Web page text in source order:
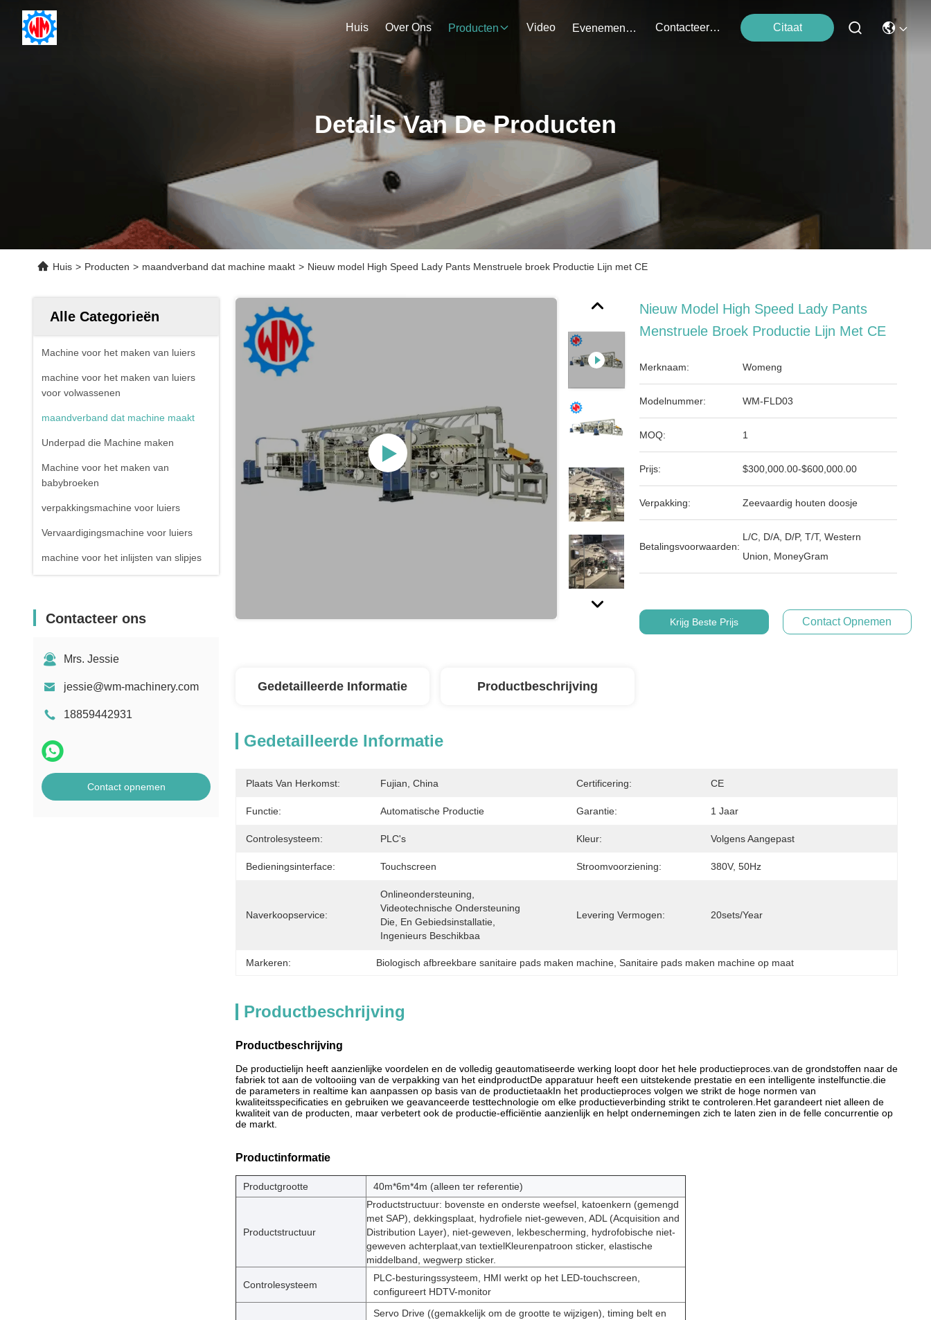
Huis Over Ons Producten Video Evenementen Contacteer Ons Citaat
Details Van De Producten
Huis > Producten > maandverband dat machine maakt > Nieuw model High Speed Lady Pants Menstruele broek Productie Lijn met CE
Alle Categorieën
Machine voor het maken van luiers
machine voor het maken van luiers
voor volwassenen
maandverband dat machine maakt
Underpad die Machine maken
Machine voor het maken van
babybroeken
verpakkingsmachine voor luiers
Vervaardigingsmachine voor luiers
machine voor het inlijsten van slipjes
Contacteer ons
Mrs. Jessie
jessie@wm-machinery.com
18859442931
Contact opnemen
Nieuw Model High Speed Lady Pants
Menstruele Broek Productie Lijn Met CE
Merknaam: Womeng
Modelnummer: WM-FLD03
MOQ: 1
Prijs: $300,000.00-$600,000.00
Verpakking: Zeevaardig houten doosje
Betalingsvoorwaarden:
L/C, D/A, D/P, T/T, Western
Union, MoneyGram
Krijg Beste Prijs Contact Opnemen
Gedetailleerde Informatie Productbeschrijving
Gedetailleerde Informatie
Plaats Van Herkomst: Fujian, China Certificering: CE
Functie: Automatische Productie Garantie: 1 Jaar
Controlesysteem: PLC's Kleur: Volgens Aangepast
Bedieningsinterface: Touchscreen Stroomvoorziening: 380V, 50Hz
Naverkoopservice:
Onlineondersteuning,
Videotechnische Ondersteuning
Die, En Gebiedsinstallatie,
Ingenieurs Beschikbaa
Levering Vermogen: 20sets/year
Markeren: Biologisch afbreekbare sanitaire pads maken machine , Sanitaire pads maken machine op maat
Productbeschrijving
Productbeschrijving
De productielijn heeft aanzienlijke voordelen en de volledig geautomatiseerde werking loopt door het hele productieproces.van de grondstoffen naar de
fabriek tot aan de voltooiing van de verpakking van het eindproductDe apparatuur heeft een uitstekende prestatie en een intelligente instelfunctie.die
de parameters in realtime kan aanpassen op basis van de productietaakIn het productieproces volgen we strikt de hoge normen van
kwaliteitsspecificaties en gebruiken we geavanceerde testtechnologie om elke productieverbinding strikt te controleren.Het garandeert niet alleen de
kwaliteit van de producten, maar verbetert ook de productie-efficiëntie aanzienlijk en helpt ondernemingen zich te laten zien in de felle concurrentie op
de markt.
Productinformatie
Productgrootte 40m*6m*4m (alleen ter referentie)
Productstructuur
Productstructuur: bovenste en onderste weefsel, katoenkern (gemengd
met SAP), dekkingsplaat, hydrofiele niet-geweven, ADL (Acquisition and
Distribution Layer), niet-geweven, lekbescherming, hydrofobische niet-
geweven achterplaat,van textielKleurenpatroon sticker, elastische
middelband, wegwerp sticker.
Controlesysteem
PLC-besturingssysteem, HMI werkt op het LED-touchscreen,
configureert HDTV-monitor
Servo Drive ((gemakkelijk om de grootte te wijzigen), timing belt en